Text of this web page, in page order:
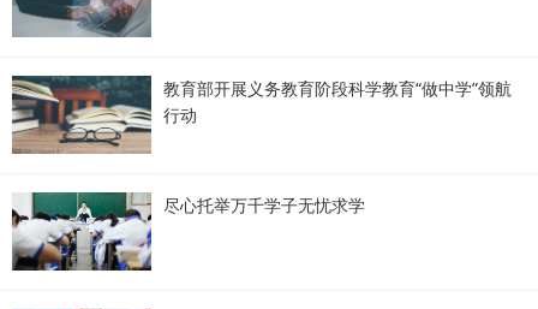
教育部开展义务教育阶段科学教育“做中学”领航
行动
尽心托举万千学子无忧求学